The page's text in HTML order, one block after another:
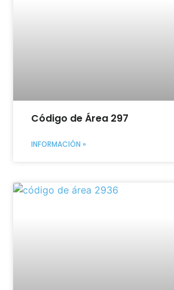
Código de Área 297
INFORMACIÓN »